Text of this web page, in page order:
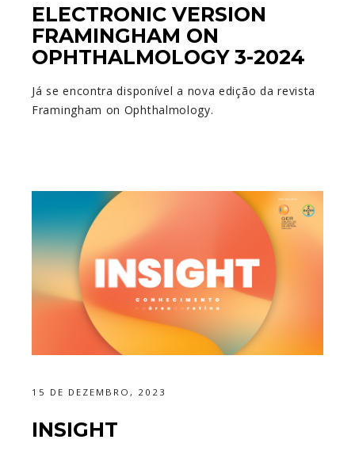
ELECTRONIC VERSION
FRAMINGHAM ON
OPHTHALMOLOGY 3-2024
Já se encontra disponível a nova edição da revista
Framingham on Ophthalmology.
15 DE DEZEMBRO, 2023
INSIGHT